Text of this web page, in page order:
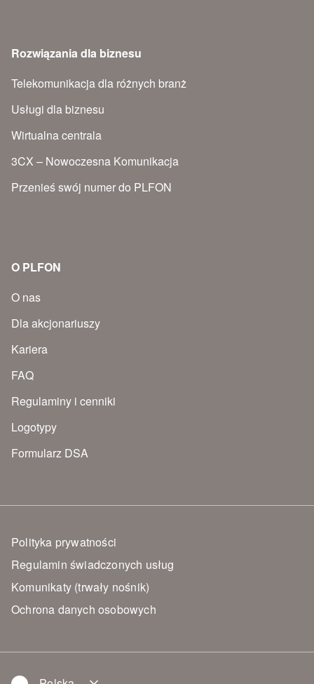
Rozwiązania dla biznesu
Telekomunikacja dla różnych branż
Usługi dla biznesu
Wirtualna centrala
3CX – Nowoczesna Komunikacja
Przenieś swój numer do PLFON
O PLFON
O nas
Dla akcjonariuszy
Kariera
FAQ
Regulaminy i cenniki
Logotypy
Formularz DSA
Polityka prywatności
Regulamin świadczonych usług
Komunikaty (trwały nośnik)
Ochrona danych osobowych